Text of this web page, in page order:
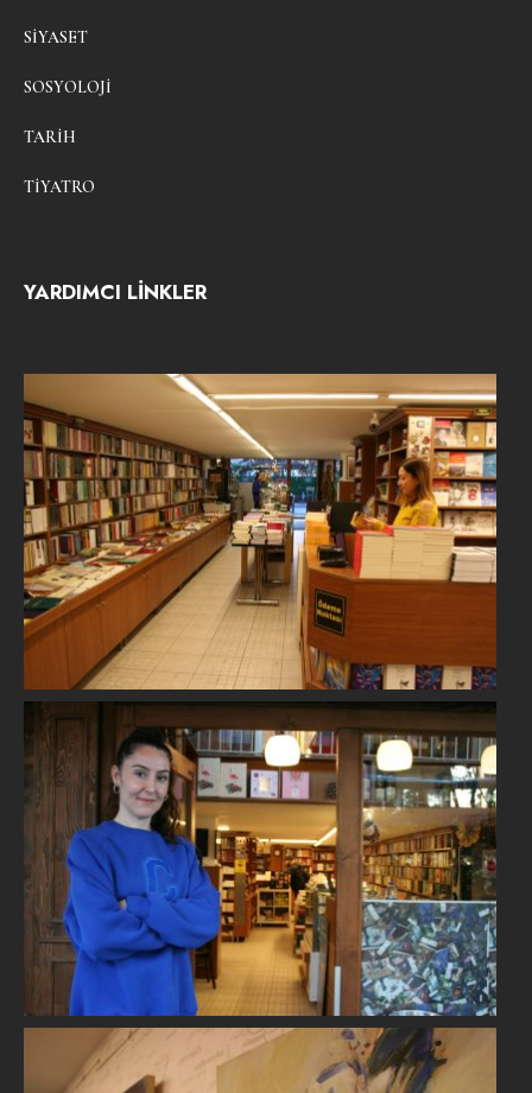
SIYASET
SOSYOLOJI
TARIH
TIYATRO
YARDIMCI LİNKLER